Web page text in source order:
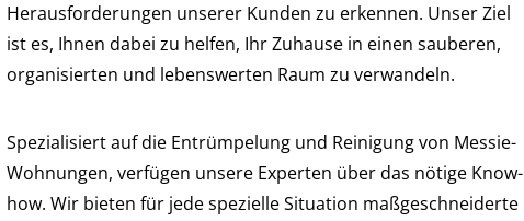
Herausforderungen unserer Kunden zu erkennen. Unser Ziel
ist es, Ihnen dabei zu helfen, Ihr Zuhause in einen sauberen,
organisierten und lebenswerten Raum zu verwandeln.
Spezialisiert auf die Entrümpelung und Reinigung von Messie-
Wohnungen, verfügen unsere Experten über das nötige Know-
how. Wir bieten für jede spezielle Situation maßgeschneiderte